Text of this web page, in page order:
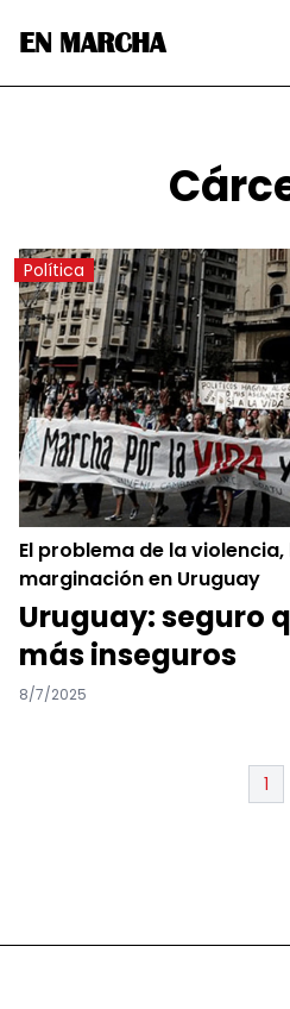
EN MARCHA
Política
El problema de la
marginación en Uruguay
Uruguay: seguro
más inseguros
8/7/2025
1